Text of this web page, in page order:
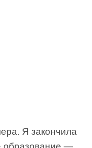
Я закончила